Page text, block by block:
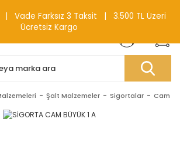
Şalt Malzemeler Sigortalar Cam
Vade Farksız 3 Taksit | 3.500 TL Üzeri
Ücretsiz Kargo